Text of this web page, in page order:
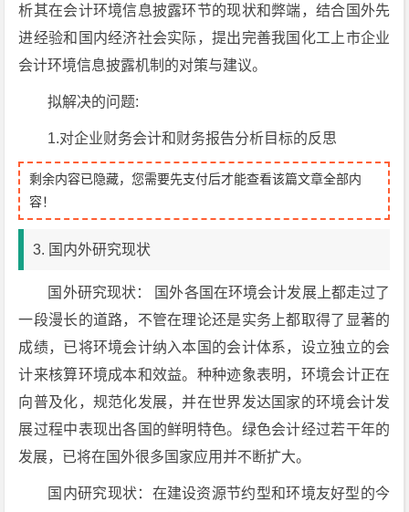
析其在会计环境信息披露环节的现状和弊端，结合国外先
进经验和国内经济社会实际，提出完善我国化工上市企业
会计环境信息披露机制的对策与建议。
拟解决的问题:
1.对企业财务会计和财务报告分析目标的反思
剩余内容已隐藏，您需要先支付后才能查看该篇文章全部内
容！
3. 国内外研究现状
国外研究现状： 国外各国在环境会计发展上都走过了
一段漫长的道路，不管在理论还是实务上都取得了显著的
成绩，已将环境会计纳入本国的会计体系，设立独立的会
计来核算环境成本和效益。种种迹象表明，环境会计正在
向普及化，规范化发展，并在世界发达国家的环境会计发
展过程中表现出各国的鲜明特色。绿色会计经过若干年的
发展，已将在国外很多国家应用并不断扩大。
国内研究现状：在建设资源节约型和环境友好型的今